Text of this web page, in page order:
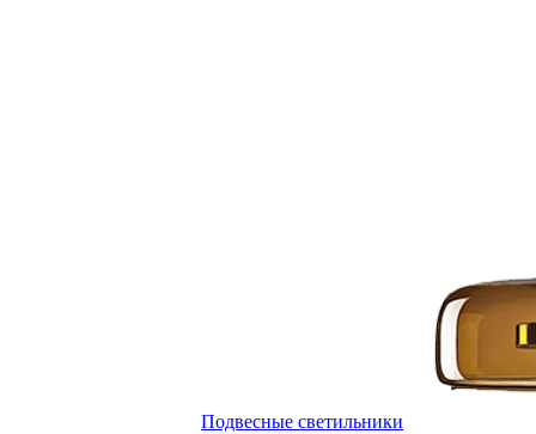
Подвесные светильники